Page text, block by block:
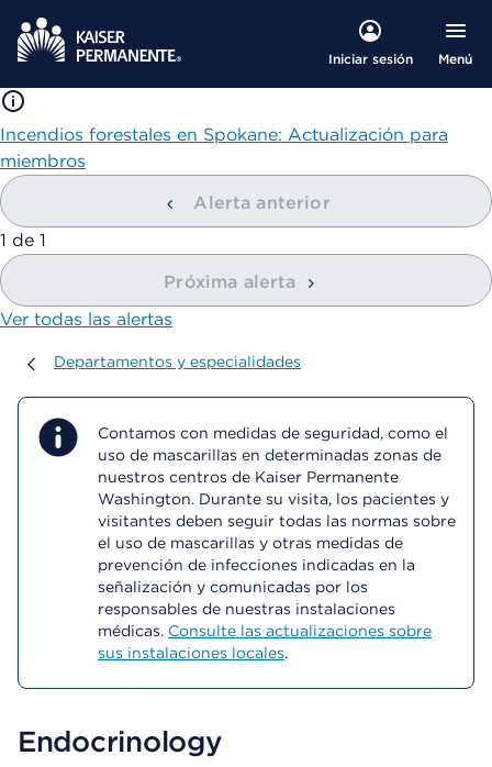
Iniciar sesión Menú
Incendios forestales en Spokane: Actualización para
miembros
Alerta anterior
mostrando
1 de 1
Próxima alerta
Ver todas las alertas
Departamentos y especialidades
Departamentos y especialidades
Contamos con medidas de seguridad, como el
uso de mascarillas en determinadas zonas de
nuestros centros de Kaiser Permanente
Washington. Durante su visita, los pacientes y
visitantes deben seguir todas las normas sobre
el uso de mascarillas y otras medidas de
prevención de infecciones indicadas en la
señalización y comunicadas por los
responsables de nuestras instalaciones
médicas. Consulte las actualizaciones sobre
sus instalaciones locales.
Endocrinology